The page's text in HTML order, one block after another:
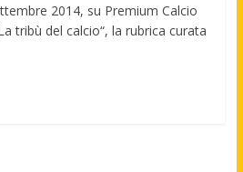
2014, su Premium Calcio
tribù del calcio“, la rubrica curata